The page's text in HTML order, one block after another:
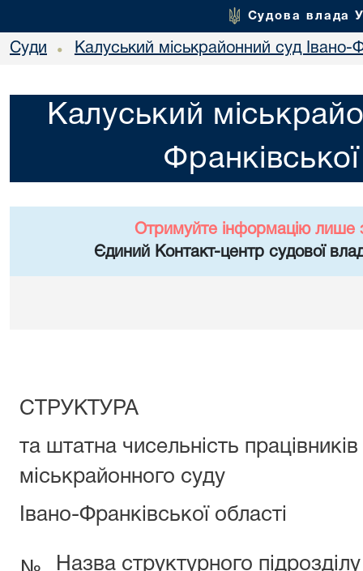
Судова влада
Суди • Калуський міськрайонний суд Івано-
Калуський
Отримуйте інформацію лише
Єдиний Контакт-центр судової
СТРУКТУРА
та штатна чисельність
міськрайонного суду
Івано-Франківської області
Назва структурного підрозділу